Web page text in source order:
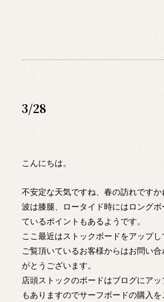
3/28
こんにちは。
不安定な天気ですね、春の訪れですか
波は膝腿、ロータイド時にはロング
ているポイントもあるようです。
ここ最近はストックボードをアップ
ご覧頂いているお客様からはお問い
がとうございます。
店頭ストックのボードはブログにア
もありますのでサーフボードの購入